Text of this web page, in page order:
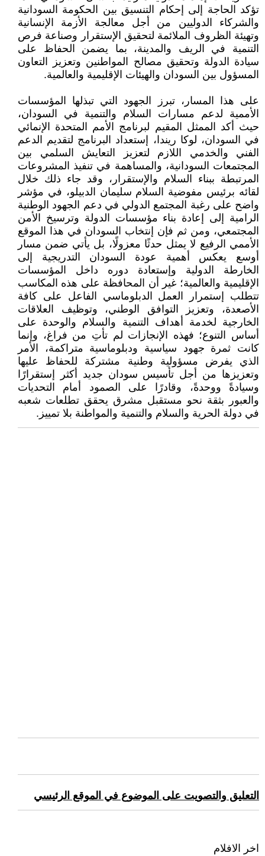
تؤكد الحاجة إلى إحكام التنسيق بين الحكومة السودانية
والشركاء الدوليين من أجل معالجة الأزمة الإنسانية
وتهيئة الظروف الملائمة لتحقيق الإستقرار وصناعة فرص
التنمية في الريف والمدينة، بما يضمن الحفاظ على
سيادة الدولة وتحقيق مصالح المواطنين وتعزيز التعاون
المسؤول بين السودان والهيئات الإقليمية والعالمية.
على هذا المسار، تبرز الجهود التي تبذلها المؤسسات
الأممية لدعم مسارات السلام والتنمية في السودان،
حيث أكد الممثل المقيم لبرنامج الأمم المتحدة الإنمائي
في السودان، لوكا ريندا، إستعداد البرنامج لتقديم الدعم
الفني والخدمي اللازم لتعزيز التعايش السلمي بين
المجتمعات السودانية، والمساهمة في تنفيذ المشروعات
المرتبطة ببناء السلام والإستقرار، وقد جاء ذلك خلال
لقائه برئيس مفوضية السلام سليمان الدبيلو، في مؤشر
واضح على رغبة المجتمع الدولي في دعم الجهود الوطنية
الرامية إلى إعادة بناء مؤسسات الدولة وترسيخ الأمن
المجتمعي، ومن ثم فإن إنتخاب السودان في هذا الموقع
الأممي الرفيع لا يمثل حدثًا معزولًا، بل يأتي ضمن مسار
أوسع يعكس أهمية عودة السودان التدريجية إلى
الخارطة الدولية وإستعادة دوره داخل المؤسسات
الإقليمية والعالمية؛ غير أن المحافظة على هذه المكاسب
تتطلب إستمرار العمل الدبلوماسي الفاعل على كافة
الأصعدة، وتعزيز التوافق الوطني، وتوظيف العلاقات
الخارجية لخدمة أهداف التنمية والسلام والوحدة على
أساس التنوع؛ فهذه الإنجازات لم تأتِ من فراغ، وإنما
كانت ثمرة جهود سياسية ودبلوماسية متراكمة، الأمر
الذي يفرض مسؤولية وطنية مشتركة للحفاظ عليها
وتعزيزها من أجل تأسيس سودان جديد أكثر إستقرارًا
وسيادةً ووحدةً، وقادرًا على الصمود أمام التحديات
والعبور بثقة نحو مستقبل مشرق يحقق تطلعات شعبه
في دولة الحرية والسلام والتنمية والمواطنة بلا تمييز.
التعليق والتصويت على الموضوع في الموقع الرئيسي
اخر الافلام